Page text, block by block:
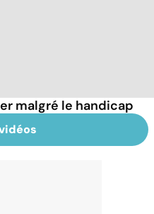
malgré le handicap